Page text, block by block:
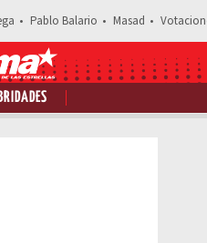
Pablo Balario Masad
Comparte esta noticia